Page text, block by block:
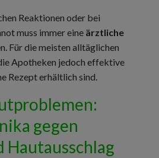
Reaktionen oder bei
muss immer eine ärztliche
Für die meisten alltäglichen
Apotheken jedoch effektive
Rezept erhältlich sind.
gegen
Hautausschlag